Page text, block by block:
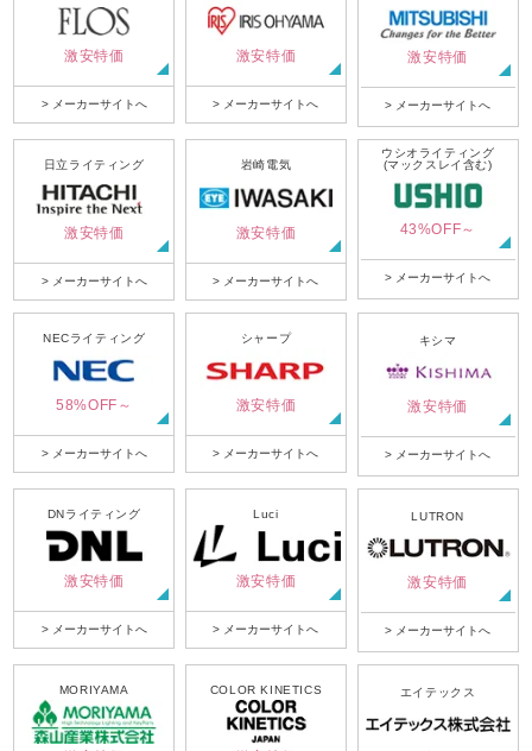
激安特価
> メーカーサイトへ
激安特価
> メーカーサイトへ
激安特価
> メーカーサイトへ
日立ライティング
激安特価
> メーカーサイトへ
岩崎電気
激安特価
> メーカーサイトへ
ウシオライティング
(マックスレイ含む)
43%OFF～
> メーカーサイトへ
NECライティング
58%OFF～
> メーカーサイトへ
シャープ
激安特価
> メーカーサイトへ
キシマ
激安特価
> メーカーサイトへ
DNライティング
激安特価
> メーカーサイトへ
Luci
激安特価
> メーカーサイトへ
LUTRON
激安特価
> メーカーサイトへ
MORIYAMA COLOR KINETICS エイテックス